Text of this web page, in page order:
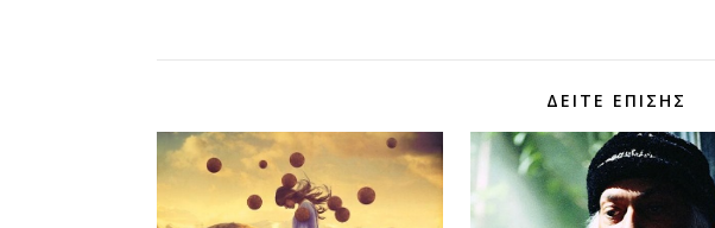
ΔΕΊΤΕ ΕΠΊΣΗΣ